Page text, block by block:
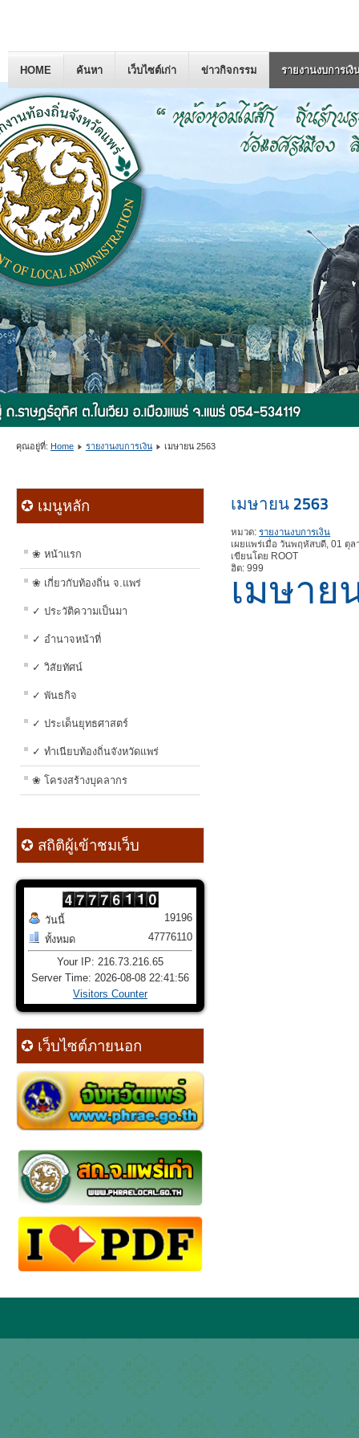
HOME ค้นหา เว็บไซต์เก่า ข่าวกิจกรรม รายงานงบการเงิ
คุณอยู่ที่: Home รายงานงบการเงิน เมษายน 2563
✪ เมนูหลัก
❀ หน้าแรก
❀ เกี่ยวกับท้องถิ่น จ.แพร่
✓ ประวัติความเป็นมา
✓ อำนาจหน้าที่
✓ วิสัยทัศน์
✓ พันธกิจ
✓ ประเด็นยุทธศาสตร์
✓ ทำเนียบท้องถิ่นจังหวัดแพร่
❀ โครงสร้างบุคลากร
✪ สถิติผู้เข้าชมเว็บ
วันนี้
ทั้งหมด
19196
47776110
Your IP: 216.73.216.65
Server Time: 2026-08-08 22:41:56
Visitors Counter
✪ เว็บไซต์ภายนอก
เมษายน 2563
หมวด:รายงานงบการเงิน
เผยแพร่เมื่อ วันพฤหัสบดี, 01 ตุ
เขียนโดย ROOT
ฮิต: 999
เมษาย